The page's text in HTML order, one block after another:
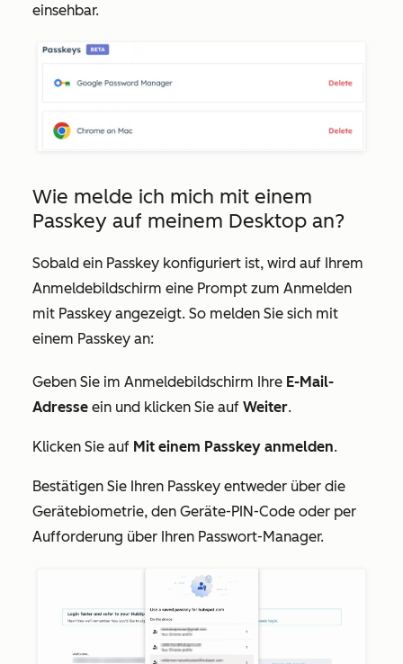
einsehbar.
Wie melde ich mich mit einem
Passkey auf meinem Desktop an?
Sobald ein Passkey konfiguriert ist, wird auf Ihrem
Anmeldebildschirm eine Prompt zum Anmelden
mit Passkey angezeigt. So melden Sie sich mit
einem Passkey an:
Geben Sie im Anmeldebildschirm Ihre E-Mail-
Adresse ein und klicken Sie auf Weiter.
Klicken Sie auf Mit einem Passkey anmelden.
Bestätigen Sie Ihren Passkey entweder über die
Gerätebiometrie, den Geräte-PIN-Code oder per
Aufforderung über Ihren Passwort-Manager.